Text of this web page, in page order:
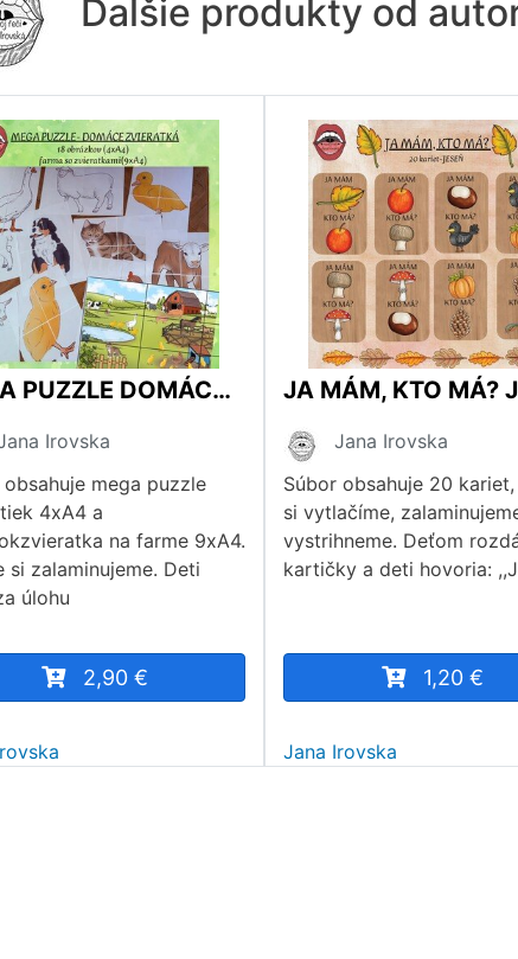
Ďalšie produkty od
MEGA PUZZLE DOMÁCE ZVIERATKÁ
Irovska
obsahuje mega puzzle
4xA4 a
na farme 9xA4.
si zalaminujeme. Deti
úlohu
2,90 €
JA MÁM, KTO MÁ?
Jana Irovska
Súbor obsahuje 20
si vytlačíme,
vystrihneme. Deťom
kartičky a deti hovoria:
1,20 €
Jana Irovska